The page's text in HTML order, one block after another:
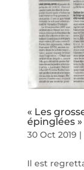
« Les
épinglées »
30 Oct 2019 |
Il est